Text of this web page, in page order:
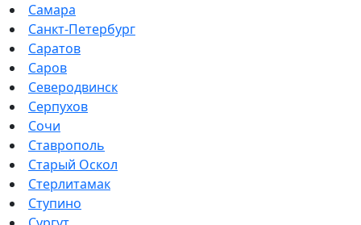
Самара
Санкт-Петербург
Саратов
Саров
Северодвинск
Серпухов
Сочи
Ставрополь
Старый Оскол
Стерлитамак
Ступино